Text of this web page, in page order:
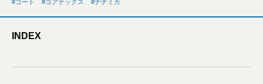
コート ゴアテックス ナナミカ
INDEX